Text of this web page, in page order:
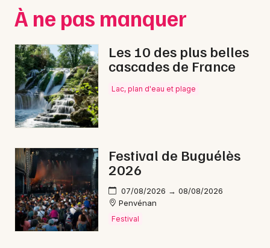
À ne pas manquer
Les 10 des plus belles
cascades de France
Lac, plan d'eau et plage
Festival de Buguélès
2026
07/08/2026 → 08/08/2026
Penvénan
Festival